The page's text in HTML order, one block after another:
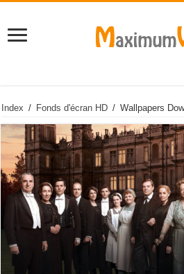
Index / Fonds d'écran HD / Wallpapers